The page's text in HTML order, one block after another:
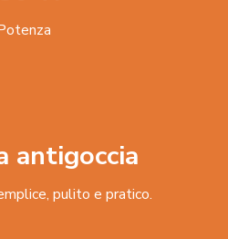
antigoccia
pulito e pratico.